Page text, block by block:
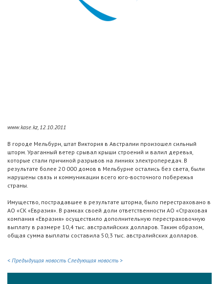
www.kase.kz, 12.10.2011
В городе Мельбурн, штат Виктория в Австралии произошел сильный
шторм. Ураганный ветер срывал крыши строений и валил деревья,
которые стали причиной разрывов на линиях электропередач. В
результате более 20 000 домов в Мельбурне остались без света, были
нарушены связь и коммуникации всего юго-восточного побережья
страны.
Имущество, пострадавшее в результате шторма, было перестраховано в
АО «СК «Евразия». В рамках своей доли ответственности АО «Страховая
компания «Евразия» осуществило дополнительную перестраховочную
выплату в размере 10,4 тыс. австралийских долларов. Таким образом,
общая сумма выплаты составила 50,3 тыс. австралийских долларов.
< Предыдущая новость Следующая новость >